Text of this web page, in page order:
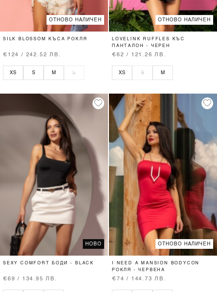
ОТНОВО НАЛИЧЕН
SILK BLOSSOM КЪСА РОКЛЯ
€124 / 242.52 ЛВ.
XS S M L
ОТНОВО НАЛИЧЕН
LOVELINK RUFFLES КЪС
ПАНТАЛОН - ЧЕРЕН
€62 / 121.26 ЛВ.
XS S M
НОВО
SEXY COMFORT БОДИ - BLACK
€69 / 134.95 ЛВ.
ОТНОВО НАЛИЧЕН
I NEED A MANSION BODYCON
РОКЛЯ - ЧЕРВЕНА
€74 / 144.73 ЛВ.